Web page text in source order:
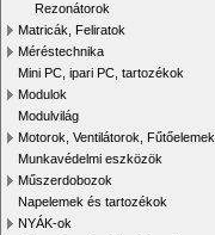
Rezonátorok
Matricák, Feliratok
Méréstechnika
Mini PC, ipari PC, tartozékok
Modulok
Modulvilág
Motorok, Ventilátorok, Fűtőelemek
Munkavédelmi eszközök
Műszerdobozok
Napelemek és tartozékok
NYÁK-ok